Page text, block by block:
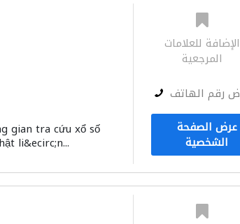
gian tra cứu xổ số
li&ecirc;n...
الإضافة للعلامات
المرجعية
رقم الهاتف
عرض الصفحة
الشخصية